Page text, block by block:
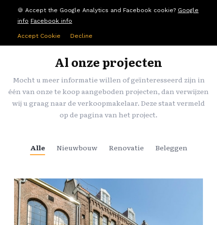
🍪 Accept the Google Analytics and Facebook cookie? Google
info Facebook info
Accept Cookie Decline
Al onze projecten
Mocht u meer informatie willen of geïnteresseerd zijn in
één van onze te koop aangeboden projecten, dan verwijzen
wij u graag naar de verkoopmakelaar. Deze staat vermeld
op de pagina van het project.
Alle Nieuwbouw Renovatie Beleggen